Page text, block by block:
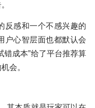
反感和一个不感兴趣的
户心智层面也都默认会
错成本”给了平台推荐算
会。